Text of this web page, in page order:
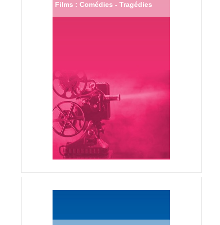
Films : Comédies - Tragédies